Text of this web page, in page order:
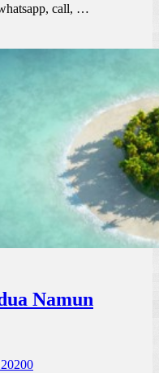
call, …
Namun
0